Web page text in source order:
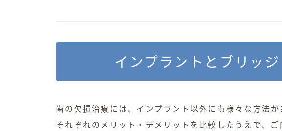
インプラントとブリッ
歯の欠損治療には、インプラント以外にも様々な方法が
それぞれのメリット・デメリットを比較したうえで、